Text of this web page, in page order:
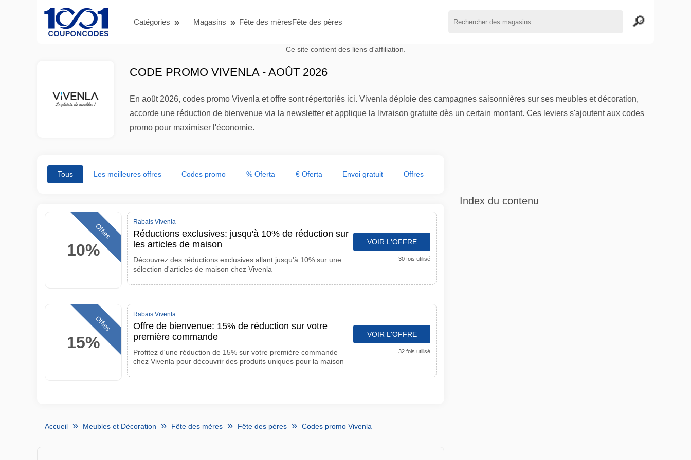
Catégories Magasins Fête des mèresFête des pères
Ce site contient des liens d'affiliation.
CODE PROMO VIVENLA - AOÛT 2026
En août 2026, codes promo Vivenla et offre sont répertoriés ici. Vivenla déploie des campagnes saisonnières sur ses meubles et décoration,
accorde une réduction de bienvenue via la newsletter et applique la livraison gratuite dès un certain montant. Ces leviers s'ajoutent aux codes
promo pour maximiser l'économie.
Tous Les meilleures offres Codes promo % Oferta € Oferta Envoi gratuit Offres
10%
Offres
Rabais Vivenla
Réductions exclusives: jusqu'à 10% de réduction sur
les articles de maison
Découvrez des réductions exclusives allant jusqu'à 10% sur une
sélection d'articles de maison chez Vivenla
VOIR L'OFFRE
30 fois utilisé
15%
Offres
Rabais Vivenla
Offre de bienvenue: 15% de réduction sur votre
première commande
Profitez d'une réduction de 15% sur votre première commande
chez Vivenla pour découvrir des produits uniques pour la maison
VOIR L'OFFRE
32 fois utilisé
Accueil Meubles et Décoration Fête des mères Fête des pères Codes promo Vivenla
Index du contenu